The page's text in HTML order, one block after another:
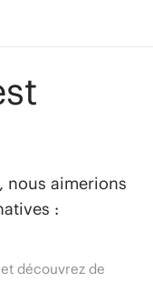
nous aimerions
:
découvrez de